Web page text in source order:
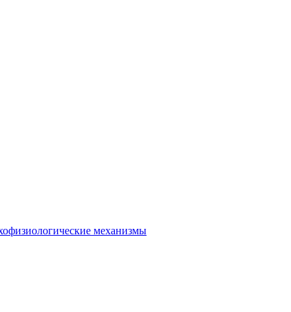
механизмы